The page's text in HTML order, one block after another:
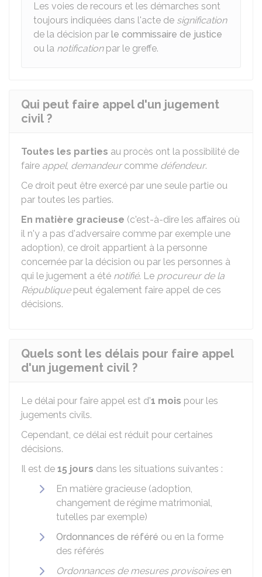
Les voies de recours et les démarches sont
toujours indiquées dans l'acte de signification
de la décision par le commissaire de justice
ou la notificationpar le greffe.
Qui peut faire appel d'un jugement
civil ?
Toutes les parties au procès ont la possibilité de
faire appel, demandeurcomme défendeur.
Ce droit peut être exercé par une seule partie ou
par toutes les parties.
En matière gracieuse (c'est-à-dire les affaires où
il n'y a pas d'adversaire comme par exemple une
adoption), ce droit appartient à la personne
concernée par la décision ou par les personnes à
qui le jugement a été notifié. Le procureur de la
Républiquepeut également faire appel de ces
décisions.
Quels sont les délais pour faire appel
d'un jugement civil ?
Le délai pour faire appel est d'1 mois pour les
jugements civils.
Cependant, ce délai est réduit pour certaines
décisions.
Il est de 15 jours dans les situations suivantes :
En matière gracieuse (adoption,
changement de régime matrimonial,
tutelles par exemple)
Ordonnances de référé ou en la forme
des référés
Ordonnances de mesures provisoiresen